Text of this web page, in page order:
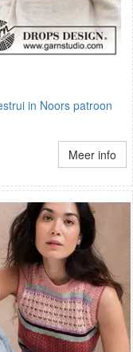
in Noors patroon
Meer info